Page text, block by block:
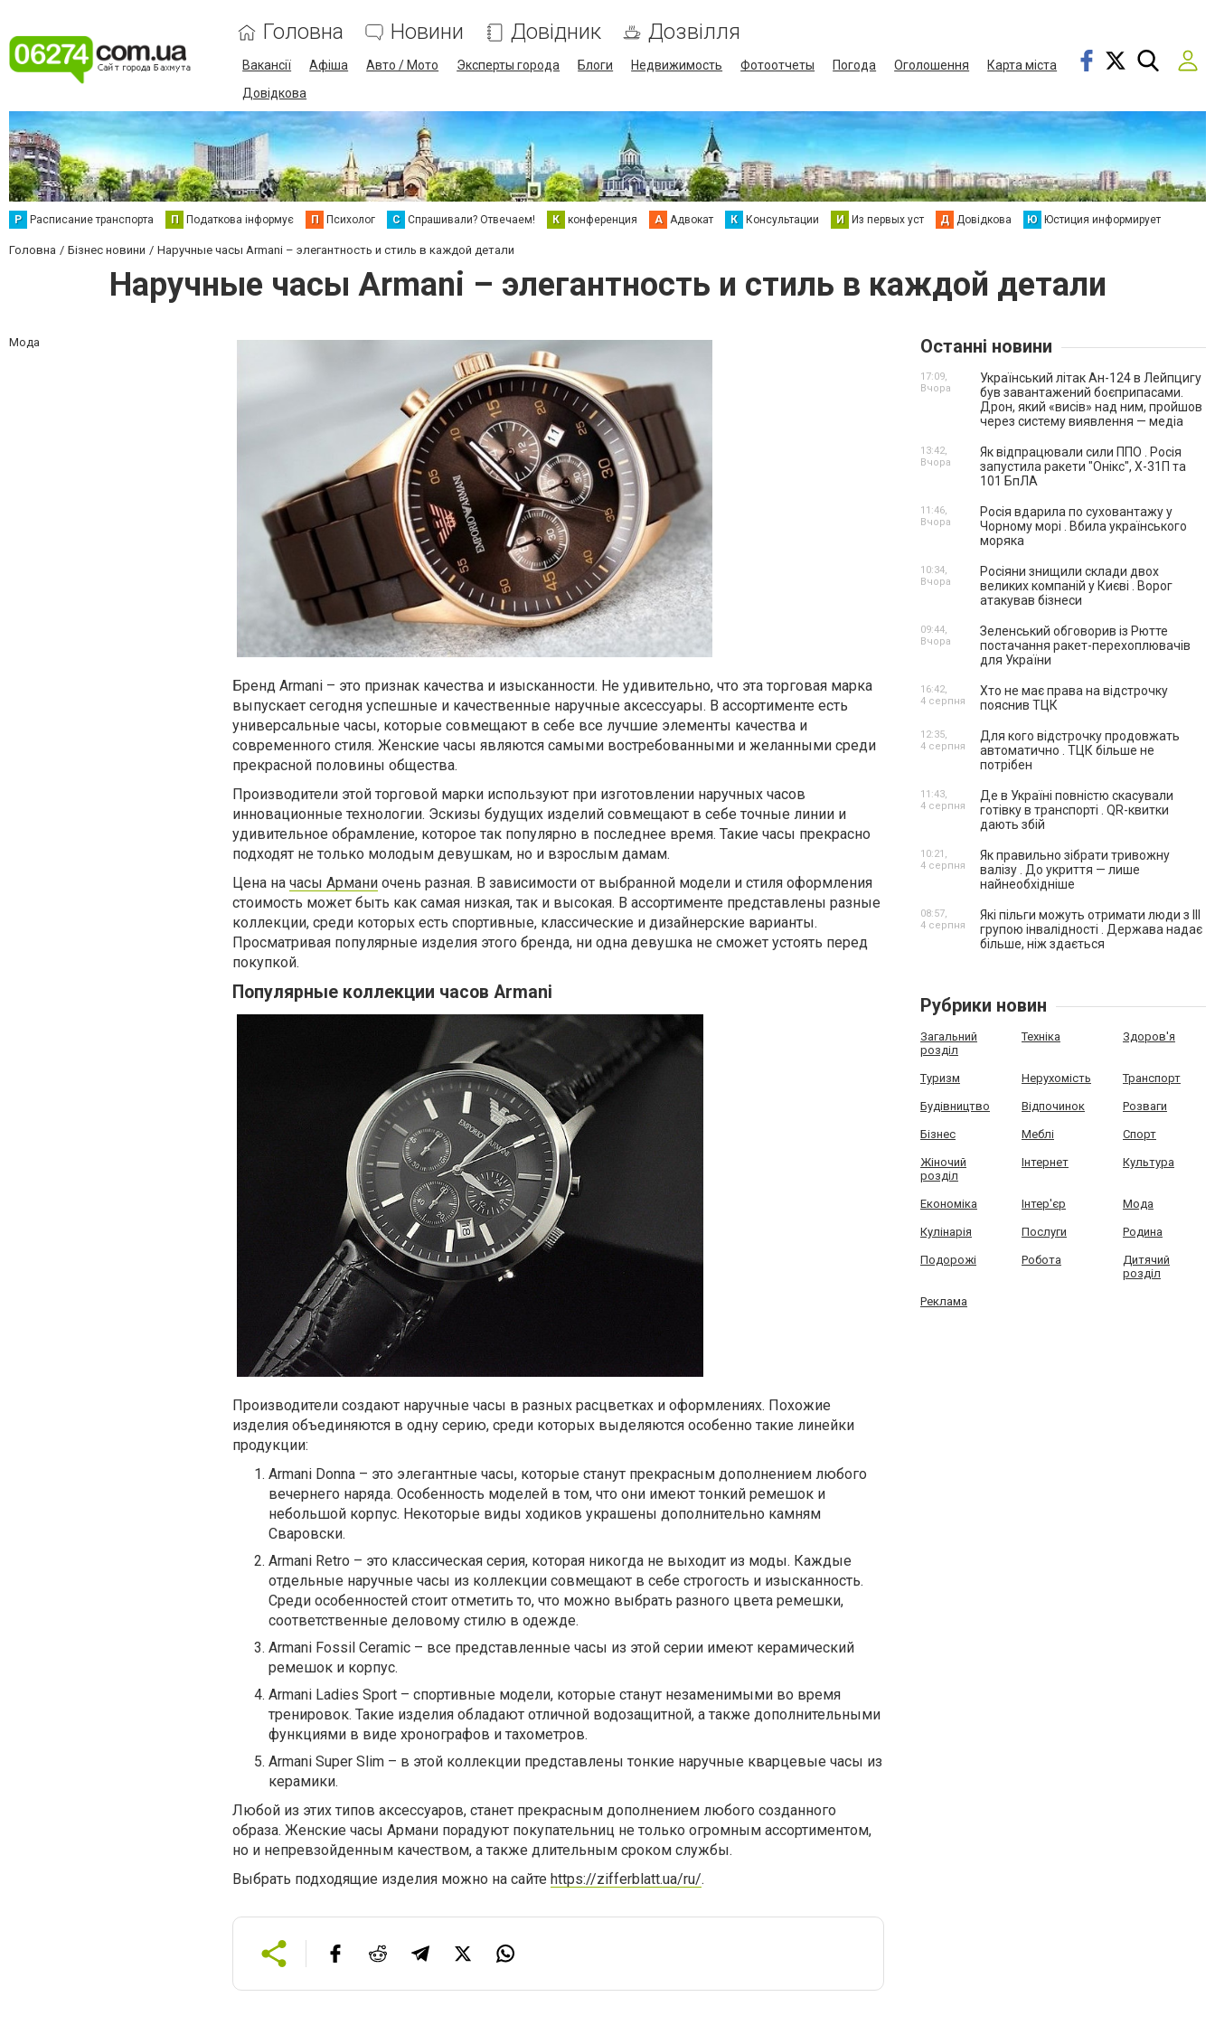
Головна Новини Довідник Дозвілля
Вакансії Афіша Авто / Мото Эксперты города Блоги Недвижимость Фотоотчеты Погода Оголошення
Карта міста
Довідкова
Р Расписание транспорта П Податкова інформує П Психолог С Спрашивали? Отвечаем! К конференция А Адвокат К Консультации И Из первых уст Д Довідкова Ю Юстиция информирует
Головна Бізнес новини Наручные часы Armani – элегантность и стиль в каждой детали
Наручные часы Armani – элегантность и стиль в каждой детали
Мода
Бренд Armani – это признак качества и изысканности. Не удивительно, что эта торговая марка
выпускает сегодня успешные и качественные наручные аксессуары. В ассортименте есть
универсальные часы, которые совмещают в себе все лучшие элементы качества и
современного стиля. Женские часы являются самыми востребованными и желанными среди
прекрасной половины общества.
Производители этой торговой марки используют при изготовлении наручных часов
инновационные технологии. Эскизы будущих изделий совмещают в себе точные линии и
удивительное обрамление, которое так популярно в последнее время. Такие часы прекрасно
подходят не только молодым девушкам, но и взрослым дамам.
Цена на часы Армани очень разная. В зависимости от выбранной модели и стиля оформления
стоимость может быть как самая низкая, так и высокая. В ассортименте представлены разные
коллекции, среди которых есть спортивные, классические и дизайнерские варианты.
Просматривая популярные изделия этого бренда, ни одна девушка не сможет устоять перед
покупкой.
Популярные коллекции часов Armani
Производители создают наручные часы в разных расцветках и оформлениях. Похожие
изделия объединяются в одну серию, среди которых выделяются особенно такие линейки
продукции:
Armani Donna – это элегантные часы, которые станут прекрасным дополнением любого
вечернего наряда. Особенность моделей в том, что они имеют тонкий ремешок и
небольшой корпус. Некоторые виды ходиков украшены дополнительно камням
Сваровски.
Armani Retro – это классическая серия, которая никогда не выходит из моды. Каждые
отдельные наручные часы из коллекции совмещают в себе строгость и изысканность.
Среди особенностей стоит отметить то, что можно выбрать разного цвета ремешки,
соответственные деловому стилю в одежде.
Armani Fossil Ceramic – все представленные часы из этой серии имеют керамический
ремешок и корпус.
Armani Ladies Sport – спортивные модели, которые станут незаменимыми во время
тренировок. Такие изделия обладают отличной водозащитной, а также дополнительными
функциями в виде хронографов и тахометров.
Armani Super Slim – в этой коллекции представлены тонкие наручные кварцевые часы из
керамики.
Любой из этих типов аксессуаров, станет прекрасным дополнением любого созданного
образа. Женские часы Армани порадуют покупательниц не только огромным ассортиментом,
но и непревзойденным качеством, а также длительным сроком службы.
Выбрать подходящие изделия можно на сайте https://zifferblatt.ua/ru/.
Останні новини
Український літак Ан-124 в Лейпцигу
був завантажений боєприпасами.
Дрон, який «висів» над ним, пройшов
через систему виявлення — медіа
17:09,
Вчора
Як відпрацювали сили ППО . Росія
запустила ракети "Онікс", Х-31П та
101 БпЛА
13:42,
Вчора
Росія вдарила по суховантажу у
Чорному морі . Вбила українського
моряка
11:46,
Вчора
Росіяни знищили склади двох
великих компаній у Києві . Ворог
атакував бізнеси
10:34,
Вчора
Зеленський обговорив із Рютте
постачання ракет-перехоплювачів
для України
09:44,
Вчора
Хто не має права на відстрочку
пояснив ТЦК
16:42,
4 серпня
Для кого відстрочку продовжать
автоматично . ТЦК більше не
потрібен
12:35,
4 серпня
Де в Україні повністю скасували
готівку в транспорті . QR-квитки
дають збій
11:43,
4 серпня
Як правильно зібрати тривожну
валізу . До укриття — лише
найнеобхідніше
10:21,
4 серпня
Які пільги можуть отримати люди з III
групою інвалідності . Держава надає
більше, ніж здається
08:57,
4 серпня
Рубрики новин
Загальний
розділ
Техніка Здоров'я
Туризм Нерухомість Транспорт
Будівництво Відпочинок Розваги
Бізнес Меблі Спорт
Жіночий
розділ
Інтернет Культура
Економіка Інтер'єр Мода
Кулінарія Послуги Родина
Подорожі Робота
Дитячий
розділ
Реклама